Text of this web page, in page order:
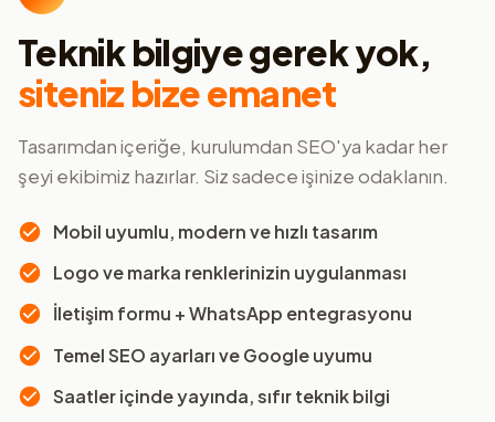
Teknik bilgiye gerek yok,
siteniz bize emanet
Tasarımdan içeriğe, kurulumdan SEO'ya kadar her
şeyi ekibimiz hazırlar. Siz sadece işinize odaklanın.
Mobil uyumlu, modern ve hızlı tasarım
Logo ve marka renklerinizin uygulanması
İletişim formu + WhatsApp entegrasyonu
Temel SEO ayarları ve Google uyumu
Saatler içinde yayında, sıfır teknik bilgi